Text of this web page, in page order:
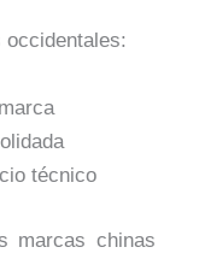
técnico
marcas chinas